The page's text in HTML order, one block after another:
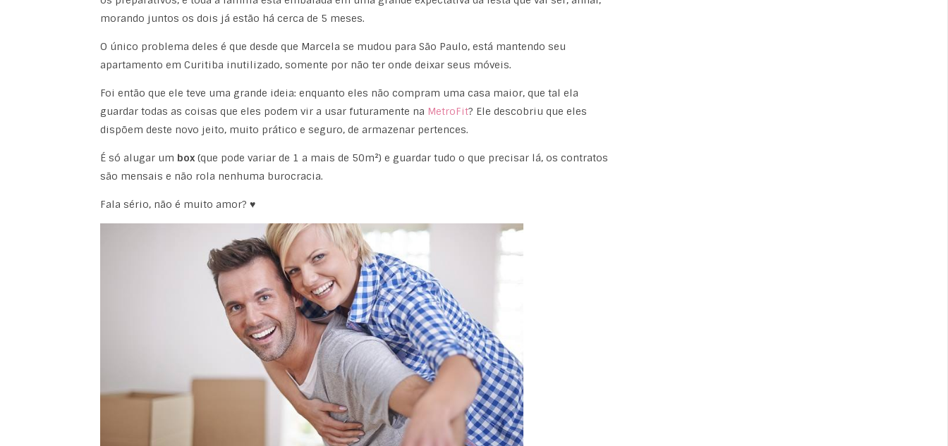
morando juntos os dois já estão há cerca de 5 meses.
O único problema deles é que desde que Marcela se mudou para São Paulo, está mantendo seu
apartamento em Curitiba inutilizado, somente por não ter onde deixar seus móveis.
Foi então que ele teve uma grande ideia: enquanto eles não compram uma casa maior, que tal ela
guardar todas as coisas que eles podem vir a usar futuramente na MetroFit? Ele descobriu que eles
dispõem deste novo jeito, muito prático e seguro, de armazenar pertences.
É só alugar um box(que pode variar de 1 a mais de 50m²) e guardar tudo o que precisar lá, os contratos
são mensais e não rola nenhuma burocracia.
Fala sério, não é muito amor? ♥